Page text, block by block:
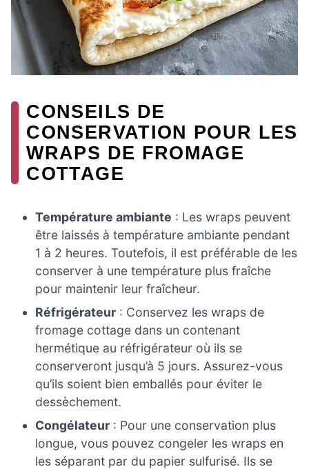
CONSEILS DE
CONSERVATION POUR LES
WRAPS DE FROMAGE
COTTAGE
Température ambiante : Les wraps peuvent
être laissés à température ambiante pendant
1 à 2 heures. Toutefois, il est préférable de les
conserver à une température plus fraîche
pour maintenir leur fraîcheur.
Réfrigérateur : Conservez les wraps de
fromage cottage dans un contenant
hermétique au réfrigérateur où ils se
conserveront jusqu’à 5 jours. Assurez-vous
qu’ils soient bien emballés pour éviter le
dessèchement.
Congélateur : Pour une conservation plus
longue, vous pouvez congeler les wraps en
les séparant par du papier sulfurisé. Ils se